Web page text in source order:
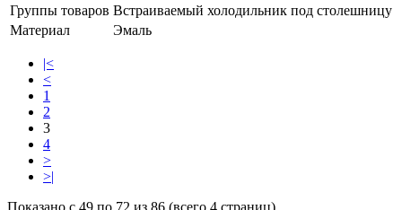
Группы товаров Встраиваемый холодильник под столешницу
Материал
Эмаль
|<
<
1
2
3
4
>
>|